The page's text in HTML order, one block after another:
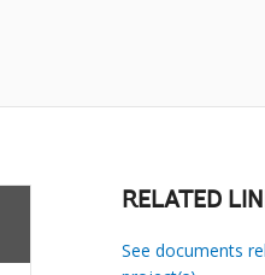
RELATED
See documents